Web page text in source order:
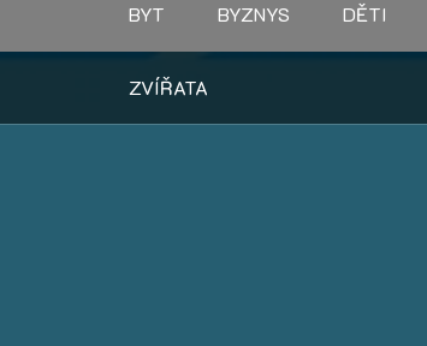
BYT BYZNYS DĚTI
ZVÍŘATA